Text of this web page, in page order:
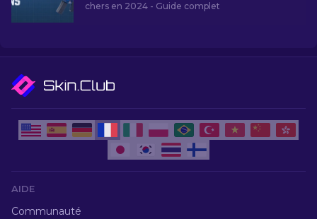
chers en 2024 - Guide complet
AIDE
Communauté